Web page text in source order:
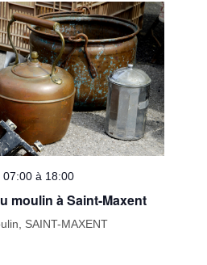
de
vues
à 18:00
moulin à Saint-Maxent
SAINT-MAXENT